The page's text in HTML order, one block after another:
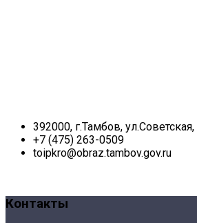
392000, г.Тамбов,
+7 (475) 263-0509
toipkro@obraz.tambov.gov.ru
Контакты